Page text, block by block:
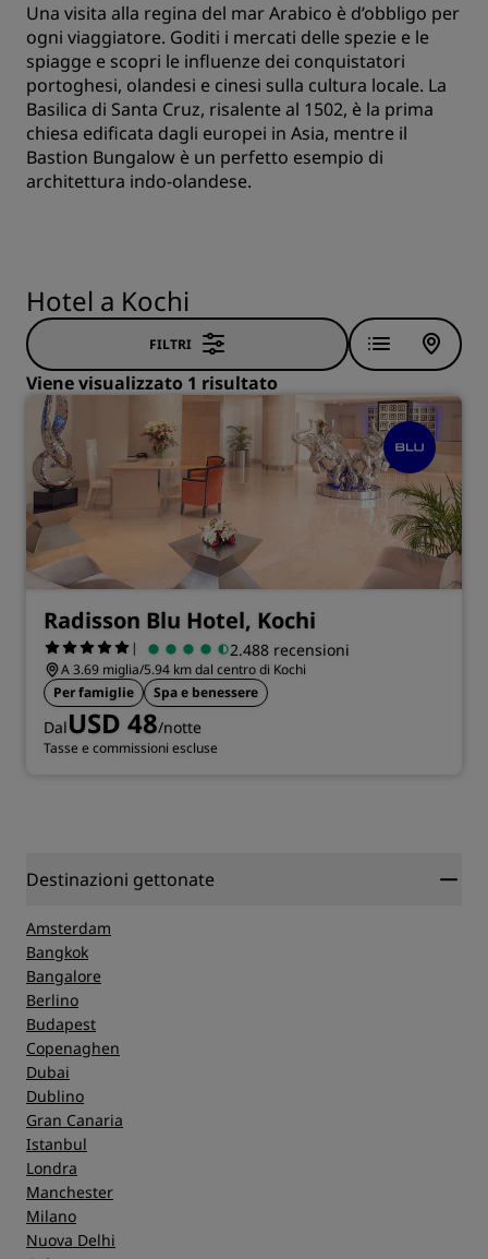
Una visita alla regina del mar Arabico è d’obbligo per
ogni viaggiatore. Goditi i mercati delle spezie e le
spiagge e scopri le influenze dei conquistatori
portoghesi, olandesi e cinesi sulla cultura locale. La
Basilica di Santa Cruz, risalente al 1502, è la prima
chiesa edificata dagli europei in Asia, mentre il
Bastion Bungalow è un perfetto esempio di
architettura indo-olandese.
Hotel a Kochi
FILTRI
Viene visualizzato 1 risultato
Radisson Blu Hotel, Kochi
| 2.488 recensioni
A 3.69 miglia/5.94 km dal centro di Kochi
Per famiglie
Spa e benessere
DalUSD 48/notte
Tasse e commissioni escluse
Destinazioni gettonate
Amsterdam
Bangkok
Bangalore
Berlino
Budapest
Copenaghen
Dubai
Dublino
Gran Canaria
Istanbul
Londra
Manchester
Milano
Nuova Delhi